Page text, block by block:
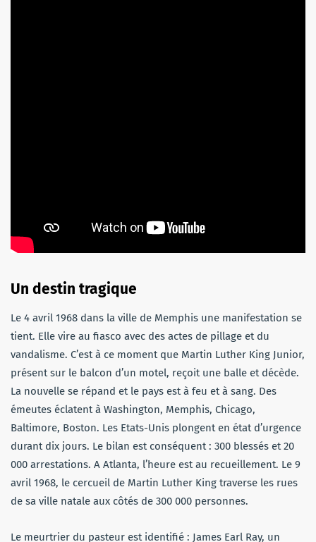
Un destin tragique
Le 4 avril 1968 dans la ville de Memphis une manifestation se
tient. Elle vire au fiasco avec des actes de pillage et du
vandalisme. C’est à ce moment que Martin Luther King Junior,
présent sur le balcon d’un motel, reçoit une balle et décède.
La nouvelle se répand et le pays est à feu et à sang. Des
émeutes éclatent à Washington, Memphis, Chicago,
Baltimore, Boston. Les Etats-Unis plongent en état d’urgence
durant dix jours. Le bilan est conséquent : 300 blessés et 20
000 arrestations. A Atlanta, l’heure est au recueillement. Le 9
avril 1968, le cercueil de Martin Luther King traverse les rues
de sa ville natale aux côtés de 300 000 personnes.
Le meurtrier du pasteur est identifié : James Earl Ray, un